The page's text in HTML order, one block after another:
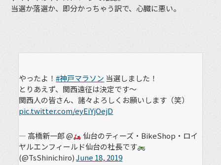
当選か落選か、即分かっちゃう訳で、心臓に悪い。
やったよ！#神戸マラソン 当選しました！
とりあえず、関西遠征は決定です〜
関西人の皆さん、諸々よろしくお願いします（笑）
pic.twitter.com/eyEiYjOejD
— 高橋新一郎 @
仙台のティーズ・BikeShop・ロイ
ヤルエンフィールド仙台の社長です
(@TsShinichiro)June 18, 2019